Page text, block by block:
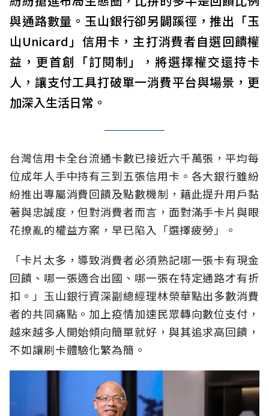
與通路數量。玉山銀行卻另闢蹊徑，推出「玉
山Unicard」信用卡，主打消費者自選回饋權
益，更首創「訂閱制」，將選擇權交還持卡
人，讓支付工具打破單一消費平台與場景，更
加深入生活日常。
台灣信用卡全台流通卡數已接近六千萬張，平均每
位成年人手中持有三到五張信用卡。各大銀行雖紛
紛推出專屬消費回饋及點數機制，藉此提升用戶黏
著與忠誠度，但對消費者而言，面對滿手卡片與眼
花撩亂的權益方案，早已陷入「選擇疲勞」。
「卡片太多，導致消費者必須熟記哪一張卡有現金
回饋、哪一張適合出國、哪一張在特定通路才有折
扣。」玉山銀行資深副總經理林榮華點出多數消費
者的共同痛點。加上疫情加速民眾轉向數位支付，
越來越多人開始傾向簡單就好，與其追求高回饋，
不如讓刷卡體驗化繁為簡。